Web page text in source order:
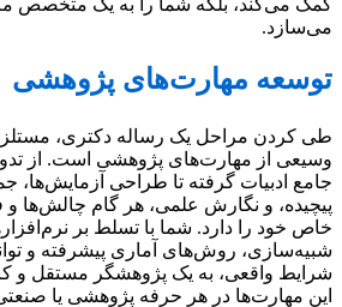
می‌سازد.
توسعه مهارت‌های پژوهشی
طی کردن مراحل یک رساله دکتری،
وسیعی از مهارت‌های پژوهشی است. از
جامع ادبیات گرفته تا طراحی آزمایش‌ها،
پیچیده، و نگارش علمی، هر گام چالش‌ها
خاص خود را دارد. شما با تسلط بر
شبیه‌سازی، روش‌های آماری پیشرفته و
شرایط واقعی، به یک پژوهشگر مستقل و
این مهارت‌ها در هر حرفه پژوهشی یا